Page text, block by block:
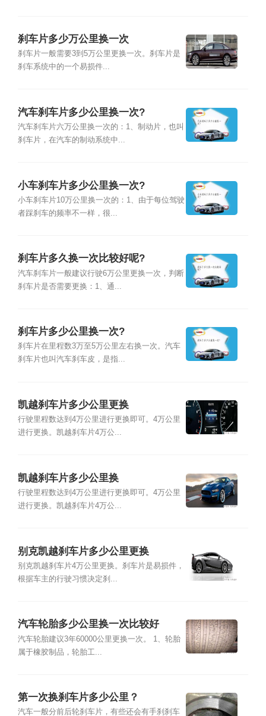
刹车片多少万公里换一次
刹车片一般需要3到5万公里更换一次。刹车片是
刹车系统中的一个易损件...
汽车刹车片多少公里换一次?
汽车刹车片六万公里换一次的：1、制动片，也叫
刹车片，在汽车的制动系统中...
小车刹车片多少公里换一次?
小车刹车片10万公里换一次的：1、由于每位驾驶
者踩刹车的频率不一样，很...
刹车片多久换一次比较好呢?
汽车刹车片一般建议行驶6万公里更换一次，判断
刹车片是否需要更换：1、通...
刹车片多少公里换一次?
刹车片在里程数3万至5万公里左右换一次。汽车
刹车片也叫汽车刹车皮，是指...
凯越刹车片多少公里更换
行驶里程数达到4万公里进行更换即可。4万公里
进行更换。凯越刹车片4万公...
凯越刹车片多少公里换
行驶里程数达到4万公里进行更换即可。4万公里
进行更换。凯越刹车片4万公...
别克凯越刹车片多少公里更换
别克凯越刹车片4万公里更换。刹车片是易损件，
根据车主的行驶习惯决定刹...
汽车轮胎多少公里换一次比较好
汽车轮胎建议3年60000公里更换一次。 1、轮胎
属于橡胶制品，轮胎工...
第一次换刹车片多少公里？
汽车一般分前后轮刹车片，有些还会有手刹刹车